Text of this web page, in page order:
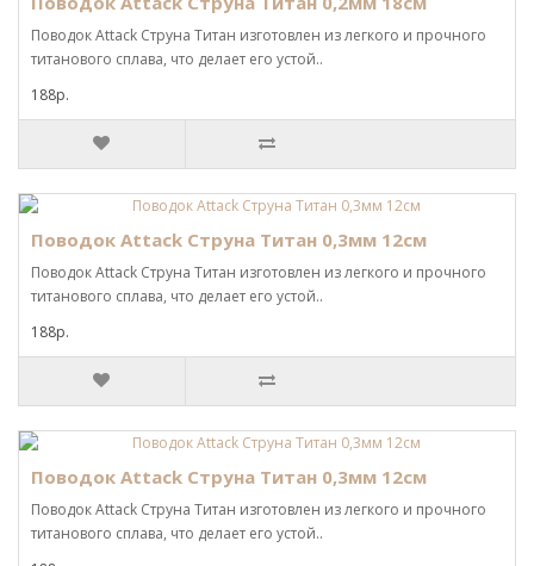
Поводок Attack Струна Титан изготовлен из легкого и прочного
титанового сплава, что делает его устой..
188р.
Поводок Attack Струна Титан 0,3мм 12см
Поводок Attack Струна Титан изготовлен из легкого и прочного
титанового сплава, что делает его устой..
188р.
Поводок Attack Струна Титан 0,3мм 12см
Поводок Attack Струна Титан изготовлен из легкого и прочного
титанового сплава, что делает его устой..